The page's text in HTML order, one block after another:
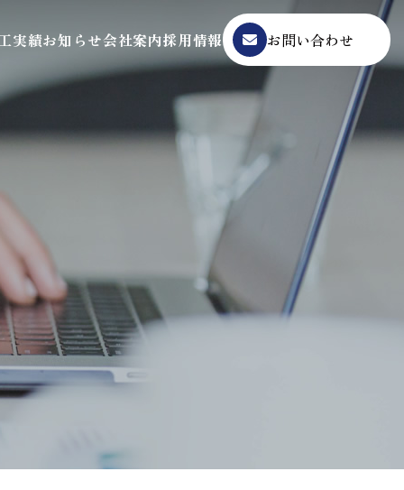
実績お知らせ会社案内採用情報 お問い合わせ